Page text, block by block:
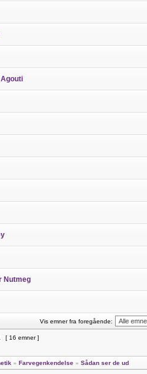
Nutmeg
Vis emner fra foregående:
[ 16 emner ]
» Farvegenkendelse » Sådan ser de ud